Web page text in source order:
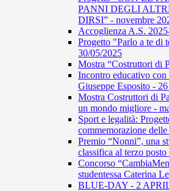
PANNI DEGLI
DIRSI” - novembre
Accoglienza A.S.
Progetto "Parlo a te di
30/05/2025
Mostra “Costruttori di
Incontro educativo
Giuseppe Esposito -
Mostra Costruttori di
un mondo migliore -
Sport e legalità:
commemorazione
Premio “Nonni”, una
classifica al terzo
Concorso
studentessa Caterina
BLUE-DAY - 2